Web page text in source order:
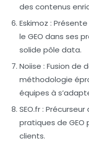
des contenus
Eskimoz :
le GEO dans ses
solide pôle data.
Noiise : Fusion de
méthodologie
équipes à
SEO.fr:
pratiques de GEO
clients.